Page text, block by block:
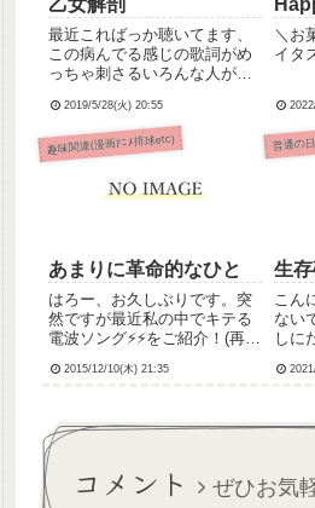
乙女解剖
最近こればっか聴いてます、
この病んでる感じの歌詞がめ
っちゃ刺さるいろんな人が歌
んすき▶︎乙女解剖(DECO*27) /
めありー cover(DECO*27さん
の原曲はこちら)*今日はサブ
2019/5/28(火) 20:55
＼お
イタ
趣味関連(漫画ｱﾆﾒ排球etc)
あまりに革命的なひと
はろー、お久しぶりです。突
然ですが最近私の中でキテる
電波ソング⚡⚡をご紹介！(再生
応Pさんの「はなまるぴっぴ
ろうなというぐらいかなりの
電波ですが、電波ソング好
2015/12/10(木) 21:35
普通の
生
こん
ない
しに
きる
ます
コメント ぜひお気